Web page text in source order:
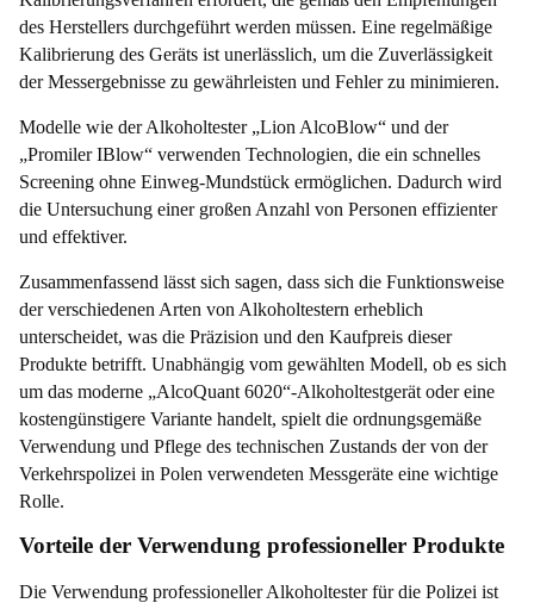
des Herstellers durchgeführt werden müssen. Eine regelmäßige
Kalibrierung des Geräts ist unerlässlich, um die Zuverlässigkeit
der Messergebnisse zu gewährleisten und Fehler zu minimieren.
Modelle wie der Alkoholtester „Lion AlcoBlow“ und der
„Promiler IBlow“ verwenden Technologien, die ein schnelles
Screening ohne Einweg-Mundstück ermöglichen. Dadurch wird
die Untersuchung einer großen Anzahl von Personen effizienter
und effektiver.
Zusammenfassend lässt sich sagen, dass sich die Funktionsweise
der verschiedenen Arten von Alkoholtestern erheblich
unterscheidet, was die Präzision und den Kaufpreis dieser
Produkte betrifft. Unabhängig vom gewählten Modell, ob es sich
um das moderne „AlcoQuant 6020“-Alkoholtestgerät oder eine
kostengünstigere Variante handelt, spielt die ordnungsgemäße
Verwendung und Pflege des technischen Zustands der von der
Verkehrspolizei in Polen verwendeten Messgeräte eine wichtige
Rolle.
Vorteile der Verwendung professioneller Produkte
Die Verwendung professioneller Alkoholtester für die Polizei ist